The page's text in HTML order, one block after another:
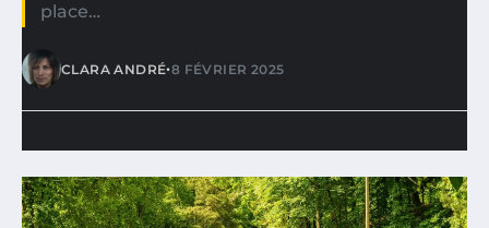
place…
CLARA ANDRÉ•8 FÉVRIER 2025